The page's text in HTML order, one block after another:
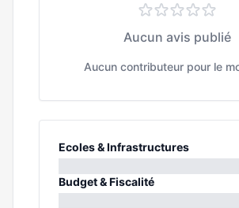
Aucun avis publié
Aucun contributeur pour le
Ecoles & Infrastructures
0%
Budget & Fiscalité